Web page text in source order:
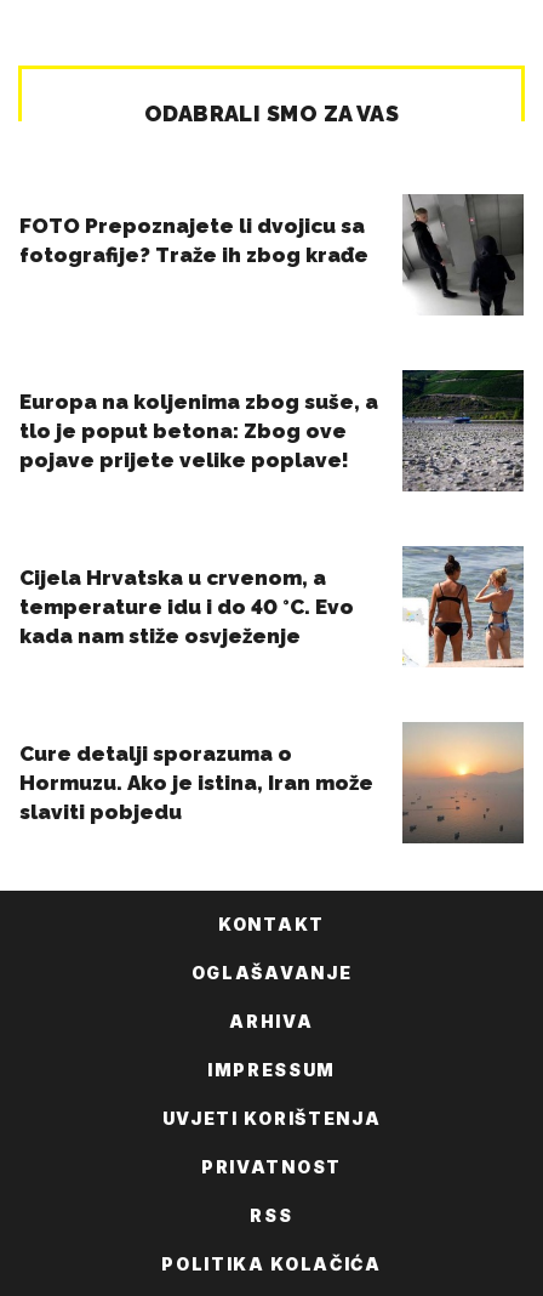
KONTAKT
OGLAŠAVANJE
ARHIVA
IMPRESSUM
UVJETI KORIŠTENJA
PRIVATNOST
RSS
POLITIKA KOLAČIĆA